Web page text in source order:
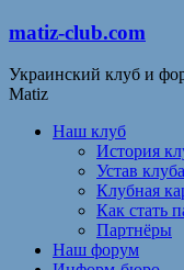
matiz-club.com
Украинский клуб и
Matiz
Наш клуб
История
Устав клуба
Клубная
Как стать
Партнёры
Наш форум